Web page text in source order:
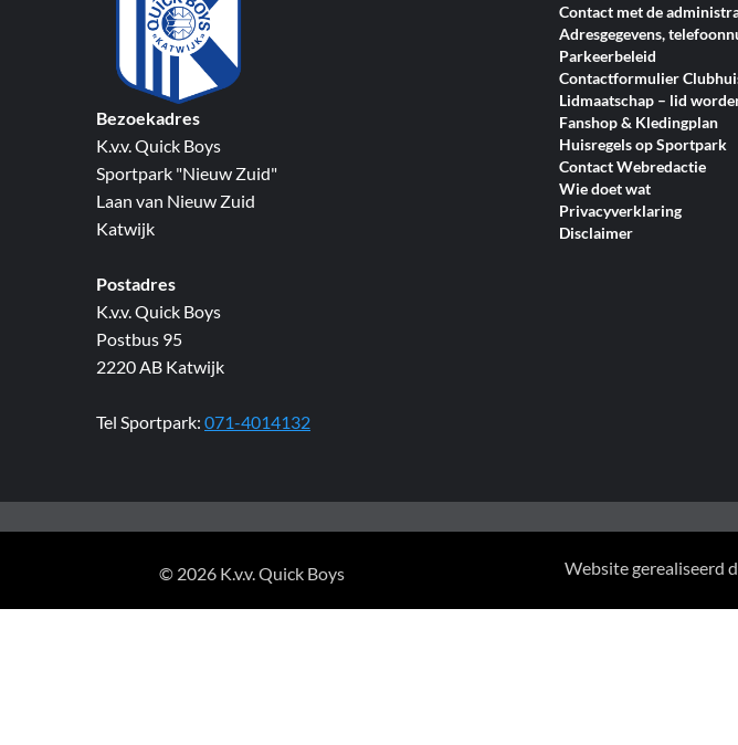
Bezoekadres
K.v.v. Quick Boys
Sportpark "Nieuw Zuid"
Laan van Nieuw Zuid
Katwijk
Postadres
K.v.v. Quick Boys
Postbus 95
2220 AB Katwijk
Tel Sportpark: 071-4014132
Contact met de
Adresgegevens,
Parkeerbeleid
Contactformulier
Lidmaatschap – lid
Fanshop & Kledingplan
Huisregels op Sportpark
Contact Webredactie
Wie doet wat
Privacyverklaring
Disclaimer
© 2026 K.v.v. Quick Boys Website gerealiseerd